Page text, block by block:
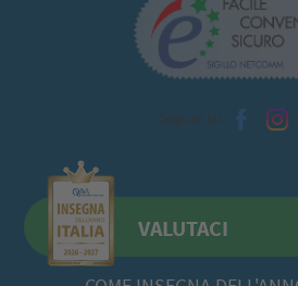
Seguici su
VALUTACI